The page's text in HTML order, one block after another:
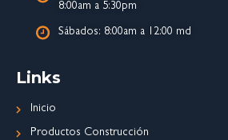
8:00am a 5:30pm
Sábados: 8:00am a 12:00 md
Links
Inicio
Productos Construcción